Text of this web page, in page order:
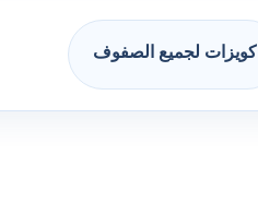
كويزات لجميع الصفوف